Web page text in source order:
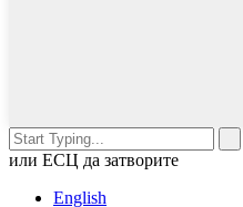
или ЕСЦ да затворите
English